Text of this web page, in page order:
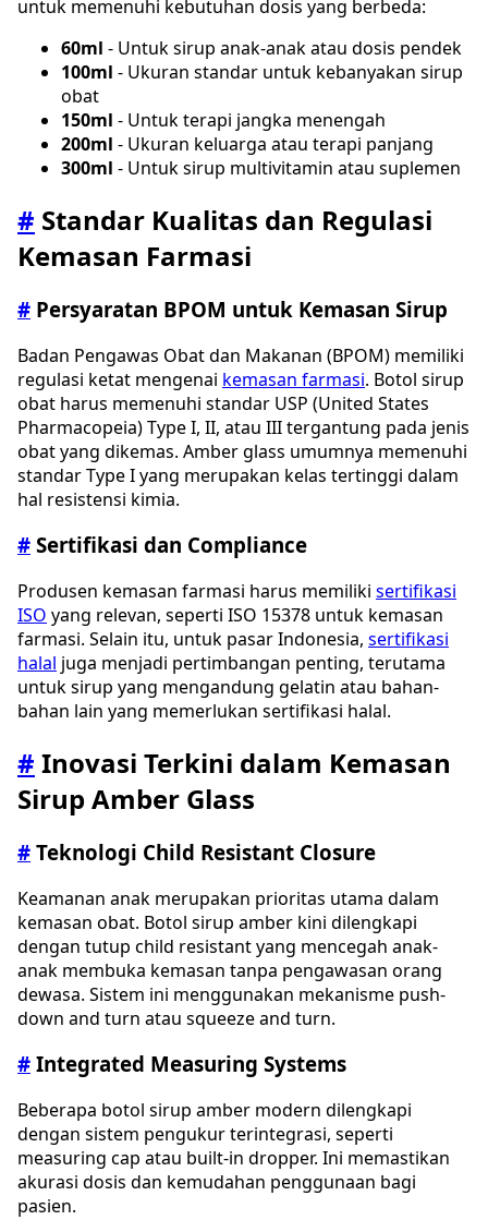
untuk memenuhi kebutuhan dosis yang berbeda:
60ml - Untuk sirup anak-anak atau dosis pendek
100ml - Ukuran standar untuk kebanyakan sirup
obat
150ml - Untuk terapi jangka menengah
200ml - Ukuran keluarga atau terapi panjang
300ml - Untuk sirup multivitamin atau suplemen
# Standar Kualitas dan Regulasi
Kemasan Farmasi
# Persyaratan BPOM untuk Kemasan Sirup
Badan Pengawas Obat dan Makanan (BPOM) memiliki
regulasi ketat mengenai kemasan farmasi. Botol sirup
obat harus memenuhi standar USP (United States
Pharmacopeia) Type I, II, atau III tergantung pada jenis
obat yang dikemas. Amber glass umumnya memenuhi
standar Type I yang merupakan kelas tertinggi dalam
hal resistensi kimia.
# Sertifikasi dan Compliance
Produsen kemasan farmasi harus memiliki sertifikasi
ISO yang relevan, seperti ISO 15378 untuk kemasan
farmasi. Selain itu, untuk pasar Indonesia, sertifikasi
halal juga menjadi pertimbangan penting, terutama
untuk sirup yang mengandung gelatin atau bahan-
bahan lain yang memerlukan sertifikasi halal.
# Inovasi Terkini dalam Kemasan
Sirup Amber Glass
# Teknologi Child Resistant Closure
Keamanan anak merupakan prioritas utama dalam
kemasan obat. Botol sirup amber kini dilengkapi
dengan tutup child resistant yang mencegah anak-
anak membuka kemasan tanpa pengawasan orang
dewasa. Sistem ini menggunakan mekanisme push-
down and turn atau squeeze and turn.
# Integrated Measuring Systems
Beberapa botol sirup amber modern dilengkapi
dengan sistem pengukur terintegrasi, seperti
measuring cap atau built-in dropper. Ini memastikan
akurasi dosis dan kemudahan penggunaan bagi
pasien.